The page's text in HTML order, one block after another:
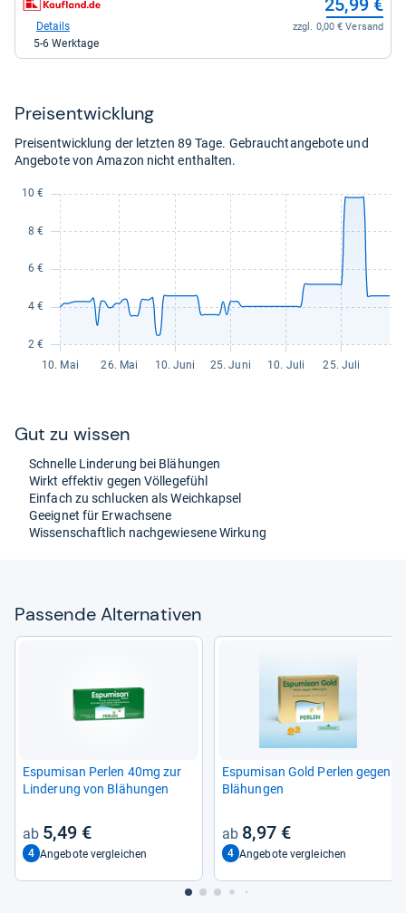
für
kaufen.
Shop:
Kaufland
25,99 €
zzgl. 0,00 € Versand
Details
5-6 Werktage
Preis­ent­wick­lung
Preisentwicklung der letzten 89 Tage. Gebrauchtangebote und
Angebote von Amazon nicht enthalten.
Gut zu wis­sen
Schnelle Lin­de­rung bei Blä­hun­gen
Wirkt effek­tiv gegen Völ­le­ge­fühl
Ein­fach zu schlu­cken als Weich­kap­sel
Geeig­net für Erwach­sene
Wis­sen­schaft­lich nach­ge­wie­sene Wir­kung
Pas­sende Alter­na­ti­ven
Espu­misan Per­len 40mg zur
Lin­de­rung von Blä­hun­gen
5,49 €
4 Angebote vergleichen
Espu­misan Gold Per­len gegen
Blä­hun­gen
8,97 €
4 Angebote vergleichen